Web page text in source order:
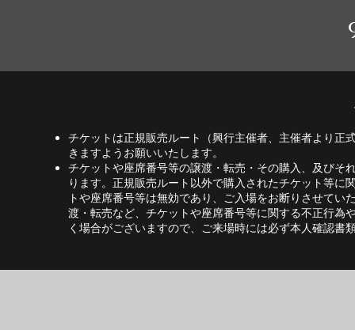
チケットは正規販売ルート（興行主催者、主催者より正
きますようお願いいたします。
チケットや座席番号等の譲渡・転売・その購入、及びそ
ります。正規販売ルート以外で購入されたチケット等
トや座席番号等は無効であり、ご入場をお断りさせて
渡・転売など、チケットや座席番号等に関する不正行為
く場合がございますので、ご来場時には必ず本人確認書